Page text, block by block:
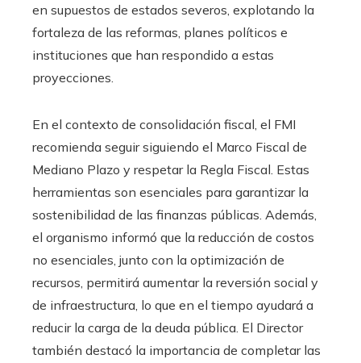
​​en supuestos de estados severos, explotando la
fortaleza de las reformas, planes políticos e
instituciones que han respondido a estas
proyecciones.
En el contexto de consolidación fiscal, el FMI
recomienda seguir siguiendo el Marco Fiscal de
Mediano Plazo y respetar la Regla Fiscal. Estas
herramientas son esenciales para garantizar la
sostenibilidad de las finanzas públicas. Además,
el organismo informó que la reducción de costos
no esenciales, junto con la optimización de
recursos, permitirá aumentar la reversión social y
de infraestructura, lo que en el tiempo ayudará a
reducir la carga de la deuda pública. El Director
también destacó la importancia de completar las